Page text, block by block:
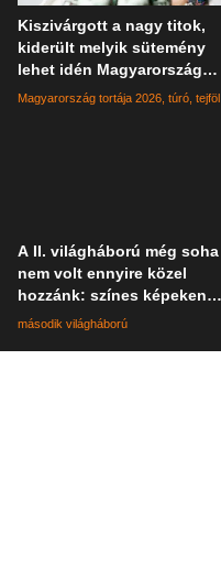
Kiszivárgott a nagy titok,
kiderült melyik sütemény
lehet idén Magyarország
tortája
Magyarország tortája 2026 túró tejföl
A II. világháború még soha
nem volt ennyire közel
hozzánk: színes képeken
elevenednek meg a katonák
második világháború